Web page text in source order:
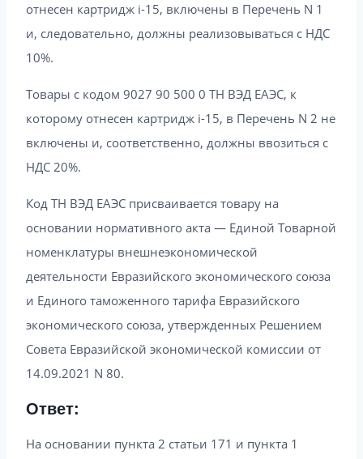
отнесен картридж i-15, включены в Перечень N 1
и, следовательно, должны реализовываться с НДС
10%.
Товары с кодом 9027 90 500 0 ТН ВЭД ЕАЭС, к
которому отнесен картридж i-15, в Перечень N 2 не
включены и, соответственно, должны ввозиться с
НДС 20%.
Код ТН ВЭД ЕАЭС присваивается товару на
основании нормативного акта — Единой Товарной
номенклатуры внешнеэкономической
деятельности Евразийского экономического союза
и Единого таможенного тарифа Евразийского
экономического союза, утвержденных Решением
Совета Евразийской экономической комиссии от
14.09.2021 N 80.
Ответ:
На основании пункта 2 статьи 171 и пункта 1